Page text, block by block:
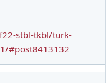
stbl-tkbl/turk-
#post8413132